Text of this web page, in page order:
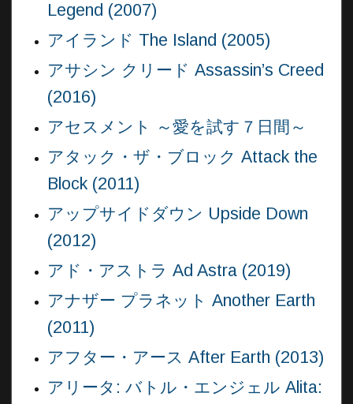
Legend (2007)
アイランド The Island (2005)
アサシン クリード Assassin’s Creed
(2016)
アセスメント ～愛を試す７日間～
アタック・ザ・ブロック Attack the
Block (2011)
アップサイドダウン Upside Down
(2012)
アド・アストラ Ad Astra (2019)
アナザー プラネット Another Earth
(2011)
アフター・アース After Earth (2013)
アリータ: バトル・エンジェル Alita: